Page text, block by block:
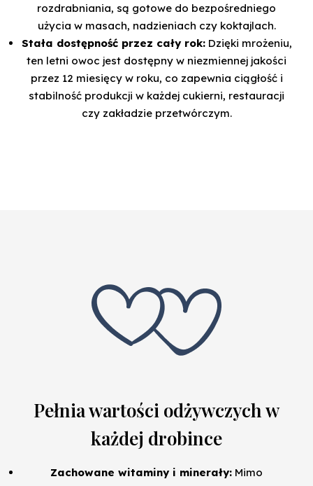
rozdrabniania, są gotowe do bezpośredniego
użycia w masach, nadzieniach czy koktajlach.
Stała dostępność przez cały rok:Dzięki mrożeniu,
ten letni owoc jest dostępny w niezmiennej jakości
przez 12 miesięcy w roku, co zapewnia ciągłość i
stabilność produkcji w każdej cukierni, restauracji
czy zakładzie przetwórczym.
Pełnia wartości odżywczych w
każdej drobince
Zachowane witaminy i minerały: Mimo